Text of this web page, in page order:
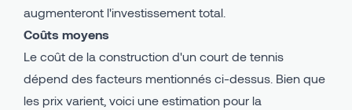
augmenteront l'investissement total.
Coûts moyens
Le coût de la construction d'un court de tennis
dépend des facteurs mentionnés ci-dessus. Bien que
les prix varient, voici une estimation pour la